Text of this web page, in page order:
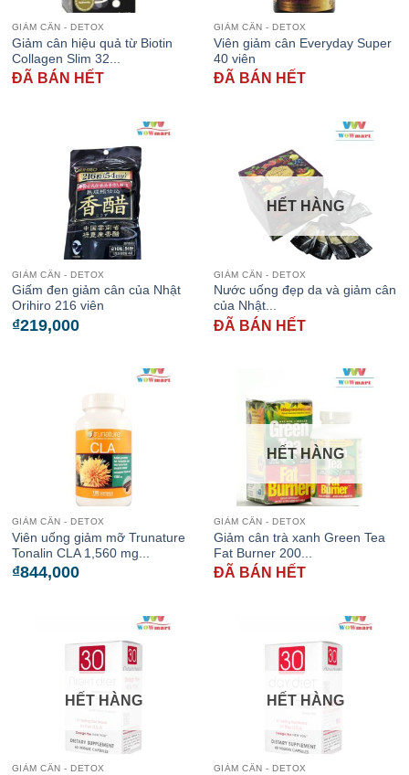
GIẢM CÂN - DETOX
Giảm cân hiệu quả từ Biotin
Collagen Slim 32...
ĐÃ BÁN HẾT
GIẢM CÂN - DETOX
Viên giảm cân Everyday Super
40 viên
ĐÃ BÁN HẾT
GIẢM CÂN - DETOX
Giấm đen giảm cân của Nhật
Orihiro 216 viên
₫219,000
HẾT HÀNG
GIẢM CÂN - DETOX
Nước uống đẹp da và giảm cân
của Nhật...
ĐÃ BÁN HẾT
GIẢM CÂN - DETOX
Viên uống giảm mỡ Trunature
Tonalin CLA 1,560 mg...
₫844,000
HẾT HÀNG
GIẢM CÂN - DETOX
Giảm cân trà xanh Green Tea
Fat Burner 200...
ĐÃ BÁN HẾT
HẾT HÀNG
GIẢM CÂN - DETOX
HẾT HÀNG
GIẢM CÂN - DETOX